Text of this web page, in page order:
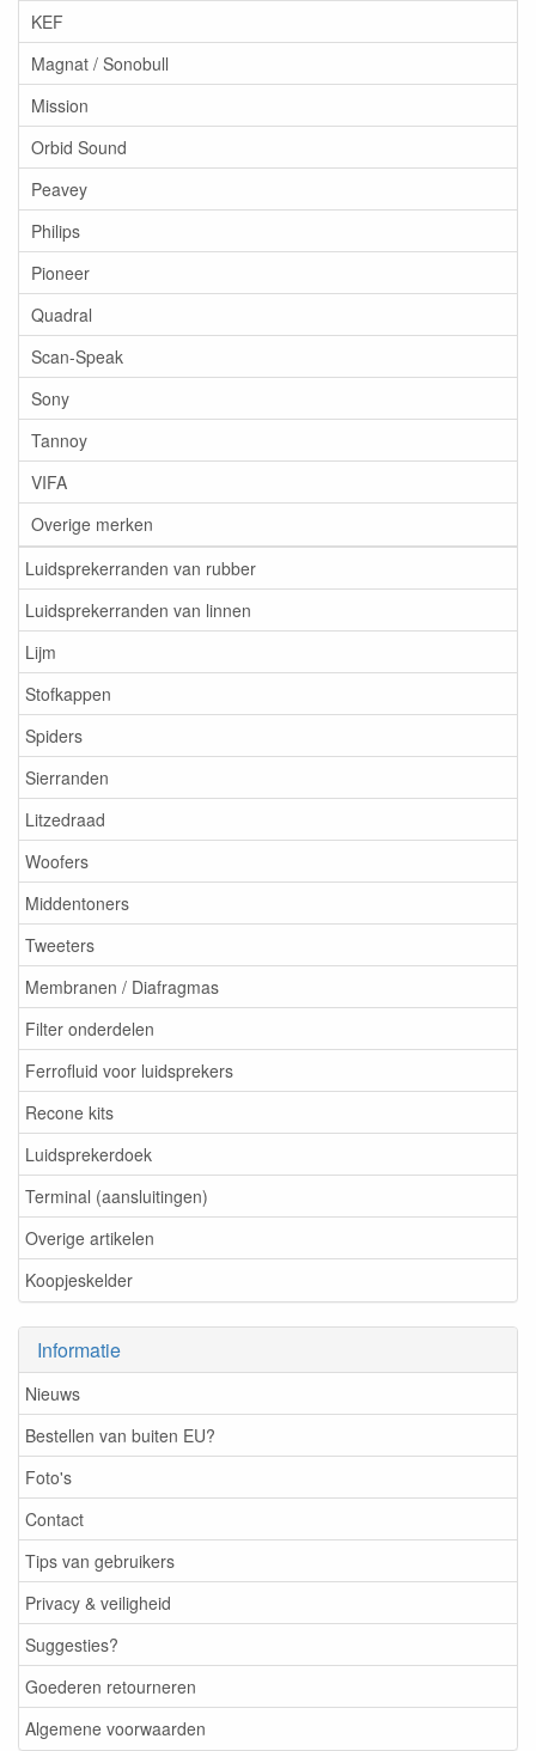
KEF
Magnat / Sonobull
Mission
Orbid Sound
Peavey
Philips
Pioneer
Quadral
Scan-Speak
Sony
Tannoy
VIFA
Overige merken
Luidsprekerranden van rubber
Luidsprekerranden van linnen
Lijm
Stofkappen
Spiders
Sierranden
Litzedraad
Woofers
Middentoners
Tweeters
Membranen / Diafragmas
Filter onderdelen
Ferrofluid voor luidsprekers
Recone kits
Luidsprekerdoek
Terminal (aansluitingen)
Overige artikelen
Koopjeskelder
Informatie
Nieuws
Bestellen van buiten EU?
Foto's
Contact
Tips van gebruikers
Privacy & veiligheid
Suggesties?
Goederen retourneren
Algemene voorwaarden